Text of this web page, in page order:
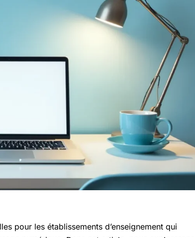
pour les établissements d’enseignement qui